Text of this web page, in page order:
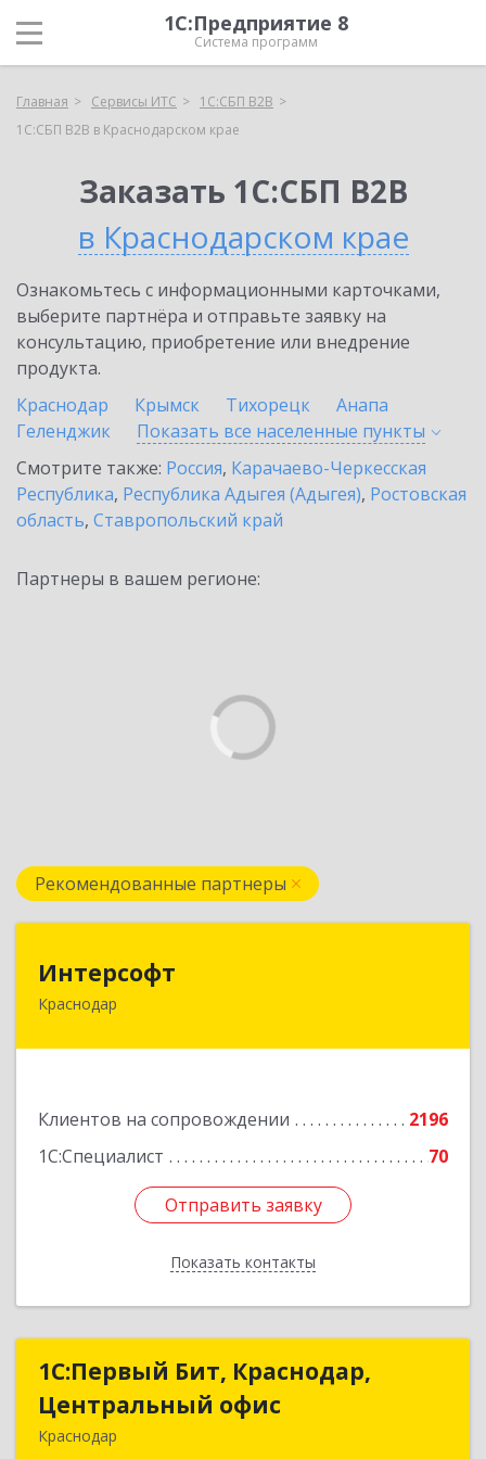
1С:Предприятие 8
Система программ
Главная Сервисы ИТС
1С:СБП B2B
1С:СБП B2B в Краснодарском крае
Заказать 1С:СБП B2B
в Краснодарском крае
Ознакомьтесь с информационными карточками,
выберите партнёра и отправьте заявку на
консультацию, приобретение или внедрение
продукта.
Краснодар
Крымск Тихорецк
Анапа
Геленджик
Показать все населенные пункты
Смотрите также: Россия, Карачаево-Черкесская
Республика, Республика Адыгея (Адыгея), Ростовская
область, Ставропольский край
Партнеры в вашем регионе:
Рекомендованные партнеры
Интерсофт
Краснодар
Клиентов на сопровождении
2196
1С:Специалист
70
Отправить заявку
Показать контакты
350020, Краснодарский край, Краснодар г,
Отправить заявку
Назад
1С:Первый Бит, Краснодар,
Центральный офис
Краснодар
1С:Первый Бит, Краснодар,
Центральный офис